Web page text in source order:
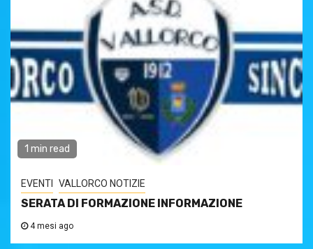
1 min read
EVENTI VALLORCO NOTIZIE
SERATA DI FORMAZIONE INFORMAZIONE
4 mesi ago